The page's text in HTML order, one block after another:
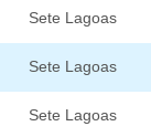
Sete Lagoas
Sete Lagoas
Sete Lagoas